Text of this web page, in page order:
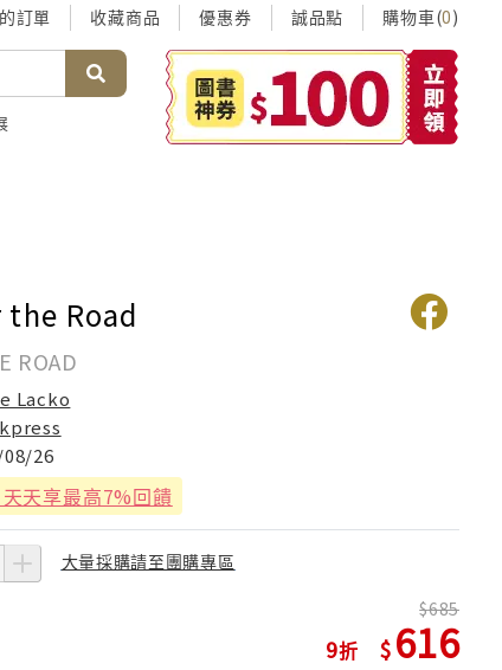
訂單 收藏商品 優惠券 誠品點 購物車(0)
Road
ROAD
Lacko
26
天天享最高7%回饋
大量採購請至團購專區
9
685
616